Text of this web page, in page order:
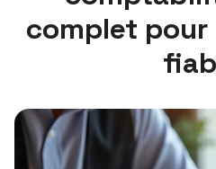
complet